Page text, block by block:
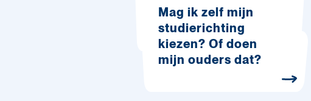
Mag ik zelf mijn
studierichting
kiezen? Of doen
mijn ouders dat?